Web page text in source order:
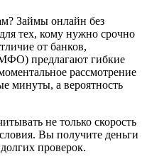
Займы онлайн без
тех, кому нужно срочно
от банков,
предлагают гибкие
рассмотрение
минуты, а вероятность
не только скорость
Вы получите деньги
проверок.